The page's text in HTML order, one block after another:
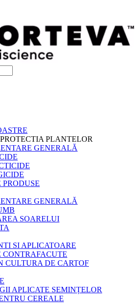
PLANTELOR
GENERALĂ
PRODUSE
GENERALĂ
SOARELUI
SI APLICATOARE
CONTRAFACUTE
CULTURA DE CARTOF
APLICATE SEMINȚELOR
CEREALE